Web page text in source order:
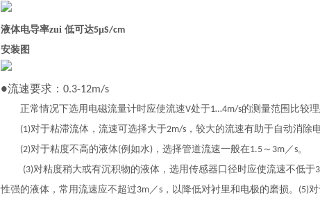
液体电导率zui 低可达5μS/cm
安装图
●流速要求： 0.3-12m/s
正常情况下选用电磁流量计时应使流速V处于1…4m/s的测量范围比较理
(1)对于粘滞流体，流速可选择大于2m/s ，较大的流速有助于自动消除
(2)对于粘度不高的液体(例如水) ，选择管道流速一般在1.5 ～ 3m／s。
(3)对粘度稍大或有沉积物的液体，选用传感器口径时应使流速不低于3
性强的液体，常用流速应不超过3m／s ，以降低对衬里和电极的磨损。 (5)